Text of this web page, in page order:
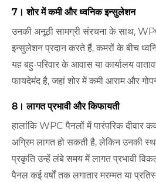
7। शोर में कमी और ध्वनिक इन्सुलेशन
उनकी अनूठी सामग्री संरचना के साथ,
इन्सुलेशन प्रदान करते हैं, कमरों के बीच
यह बहु-परिवार के आवास या कार्यालय
फायदेमंद है, जहां शोर में कमी आराम और
8। लागत प्रभावी और किफायती
हालांकि WPC पैनलों में पारंपरिक दीवार
अग्रिम लागत हो सकती है, लेकिन उनकी
प्रकृति उन्हें लंबे समय में लागत प्रभावी
पैनल कई वर्षों तक लगातार मरम्मत या